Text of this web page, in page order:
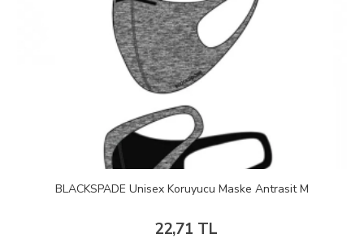
BLACKSPADE Unisex Koruyucu Maske Antrasit M
22,71 TL